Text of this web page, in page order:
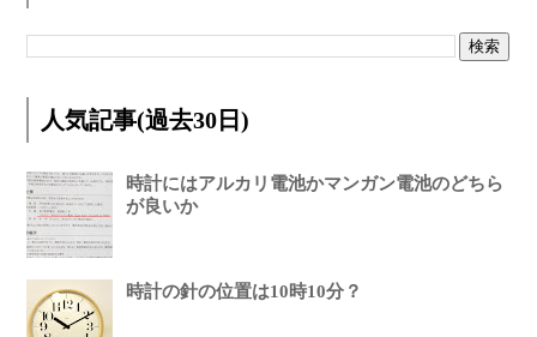
人気記事(過去30日)
時計にはアルカリ電池かマンガン電池のどちら
が良いか
時計の針の位置は10時10分？